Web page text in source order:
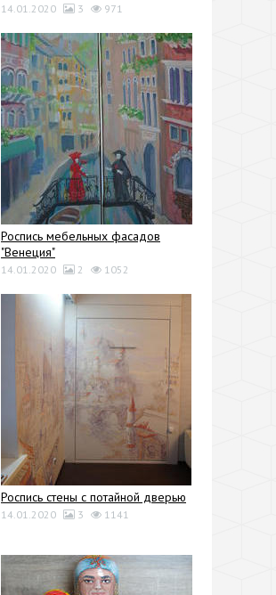
14.01.2020 3 971
Роспись мебельных фасадов
"Венеция"
14.01.2020 2 1052
Роспись стены с потайной дверью
14.01.2020 3 1141